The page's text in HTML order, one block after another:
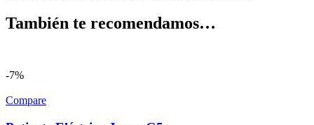
También te recomendamos…
-7%
Compare